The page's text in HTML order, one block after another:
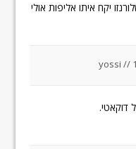
יקח איתו אליפות אולי
yossi //
דוקאטי.